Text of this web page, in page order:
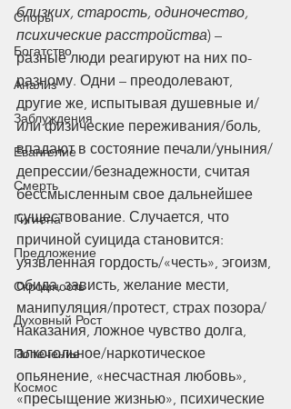
Споры
Богатство
Анализ
Заблуждения
Евангелие
Смерть
Гигиена
Предложение
Скромность
Духовный Рост
Попечение
Космос
близких, старость, одиночество,
психические расстройства) –
разные люди реагируют на них по-
разному. Одни – преодолевают,
другие же, испытывая душевные и/
или физические переживания/боль,
впадают в состояние печали/уныния/
депрессии/безнадежности, считая
бессмысленным свое дальнейшее
существование. Случается, что
причиной суицида становится:
уязвленная гордость/«честь», эгоизм,
обида, зависть, желание мести,
манипуляция/протест, страх позора/
наказания, ложное чувство долга,
алкогольное/наркотическое
опьянение, «несчастная любовь»,
«пресыщение жизнью», психические